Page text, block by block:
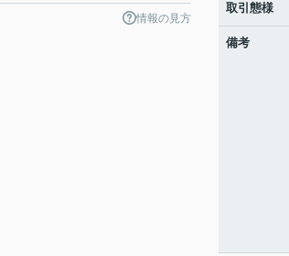
情報の見方
取引態様
備考